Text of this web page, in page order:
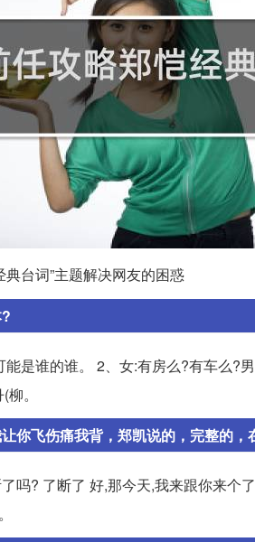
典台词”主题解决网友的困惑
是谁的谁。 2、女:有房么?有车么?
。
你飞伤痛我背，郑凯说的，完整的，
吗? 了断了 好,那今天,我来跟你来